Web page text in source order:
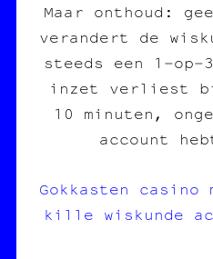
Maar onthoud:
verandert de
steeds een
inzet verliest
10 minuten,
account
Gokkasten casino
kille wiskunde